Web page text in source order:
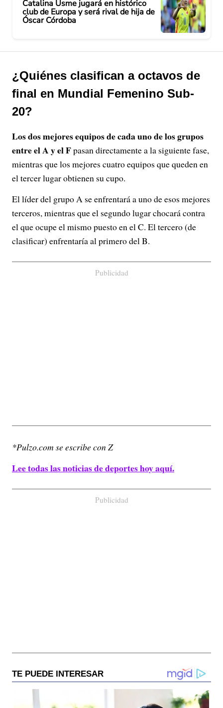
Catalina Usme jugará en histórico
club de Europa y será rival de hija de
Óscar Córdoba
¿Quiénes clasifican a octavos de
final en Mundial Femenino Sub-
20?
Los dos mejores equipos de cada uno de los grupos
entre el A y el Fpasan directamente a la siguiente fase,
mientras que los mejores cuatro equipos que queden en
el tercer lugar obtienen su cupo.
El líder del grupo A se enfrentará a uno de esos mejores
terceros, mientras que el segundo lugar chocará contra
el que ocupe el mismo puesto en el C. El tercero (de
clasificar) enfrentaría al primero del B.
Publicidad
*Pulzo.com se escribe con Z
Lee todas las noticias de deportes hoy aquí.
Publicidad